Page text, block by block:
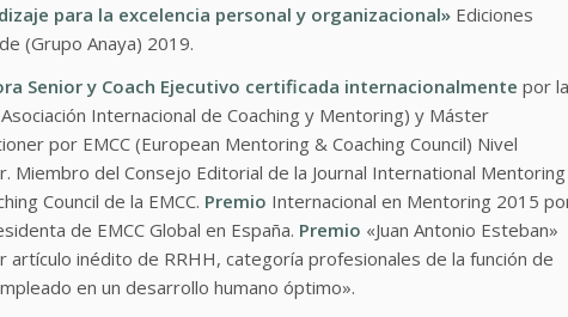
para la excelencia personal y organizacional» Ediciones
(Grupo Anaya) 2019.
Senior y Coach Ejecutivo certificada internacionalmente por la
Internacional de Coaching y Mentoring) y Máster
por EMCC (European Mentoring & Coaching Council) Nivel
Miembro del Consejo Editorial de la Journal International Mentoring
Council de la EMCC. Premio Internacional en Mentoring 2015
de EMCC Global en España. Premio «Juan Antonio Esteban»
inédito de RRHH, categoría profesionales de la función de
en un desarrollo humano óptimo».